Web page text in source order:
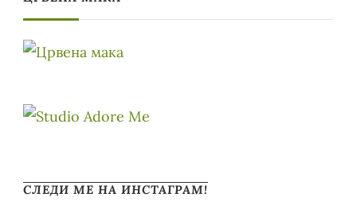
СЛЕДИ МЕ НА ИНСТАГРАМ!